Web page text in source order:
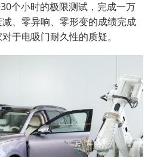
个小时的极限测试，完成一万
、零异响、零形变的成绩完成
于电吸门耐久性的质疑。